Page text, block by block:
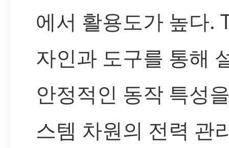
에서 활용도가 높다.
자인과 도구를 통해
안정적인 동작 특성
스템 차원의 전력 관